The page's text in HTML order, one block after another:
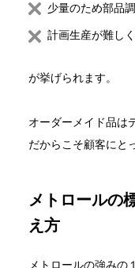
少量のため部品
計画生産が難し
が挙げられます。
オーダーメイド品は
だからこそ顧客にと
メトロールの
え方
メトロールの強みの